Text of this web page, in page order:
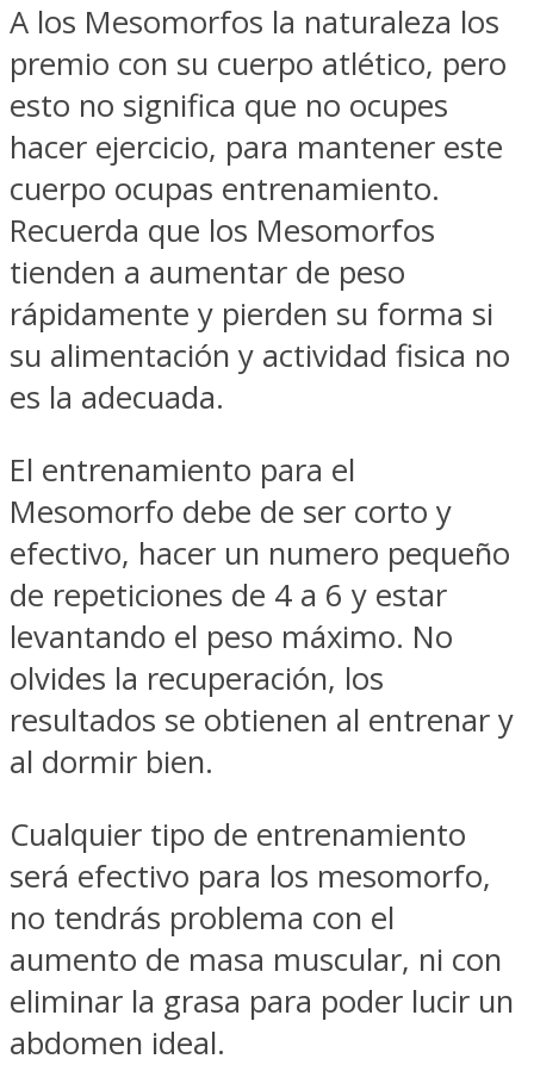
A los Mesomorfos la naturaleza los
premio con su cuerpo atlético, pero
esto no significa que no ocupes
hacer ejercicio, para mantener este
cuerpo ocupas entrenamiento.
Recuerda que los Mesomorfos
tienden a aumentar de peso
rápidamente y pierden su forma si
su alimentación y actividad fisica no
es la adecuada.
El entrenamiento para el
Mesomorfo debe de ser corto y
efectivo, hacer un numero pequeño
de repeticiones de 4 a 6 y estar
levantando el peso máximo. No
olvides la recuperación, los
resultados se obtienen al entrenar y
al dormir bien.
Cualquier tipo de entrenamiento
será efectivo para los mesomorfo,
no tendrás problema con el
aumento de masa muscular, ni con
eliminar la grasa para poder lucir un
abdomen ideal.